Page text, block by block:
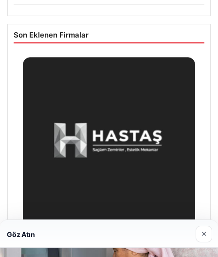
Son Eklenen Firmalar
Prenses Night Club
Göz Atın ×